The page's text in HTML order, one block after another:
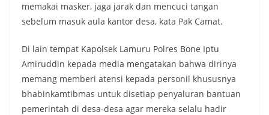
memakai masker, jaga jarak dan mencuci tangan
sebelum masuk aula kantor desa, kata Pak Camat.
Di lain tempat Kapolsek Lamuru Polres Bone Iptu
Amiruddin kepada media mengatakan bahwa dirinya
memang memberi atensi kepada personil khususnya
bhabinkamtibmas untuk disetiap penyaluran bantuan
pemerintah di desa-desa agar mereka selalu hadir